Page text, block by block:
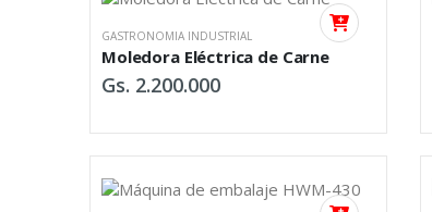
GASTRONOMIA INDUSTRIAL
Moledora Eléctrica de Carne
Gs. 2.200.000